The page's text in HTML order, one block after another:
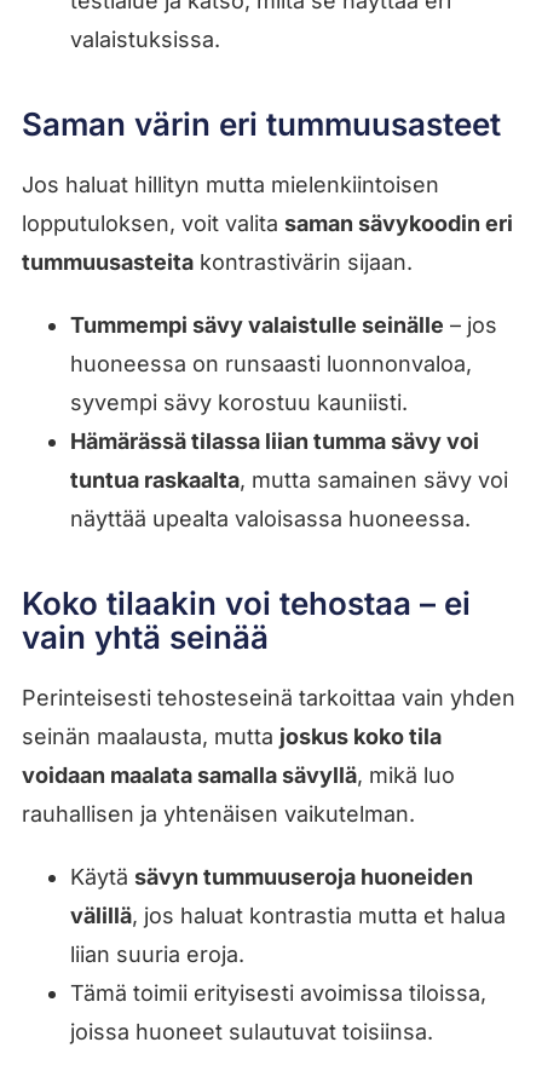
valaistuksissa.
Saman värin eri tummuusasteet
Jos haluat hillityn mutta mielenkiintoisen
lopputuloksen, voit valita saman sävykoodin eri
tummuusasteitakontrastivärin sijaan.
Tummempi sävy valaistulle seinälle – jos
huoneessa on runsaasti luonnonvaloa,
syvempi sävy korostuu kauniisti.
Hämärässä tilassa liian tumma sävy voi
tuntua raskaalta, mutta samainen sävy voi
näyttää upealta valoisassa huoneessa.
Koko tilaakin voi tehostaa – ei
vain yhtä seinää
Perinteisesti tehosteseinä tarkoittaa vain yhden
seinän maalausta, mutta joskus koko tila
voidaan maalata samalla sävyllä, mikä luo
rauhallisen ja yhtenäisen vaikutelman.
Käytä sävyn tummuuseroja huoneiden
välillä, jos haluat kontrastia mutta et halua
liian suuria eroja.
Tämä toimii erityisesti avoimissa tiloissa,
joissa huoneet sulautuvat toisiinsa.